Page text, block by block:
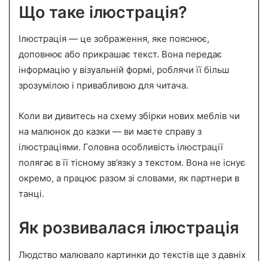
Що таке ілюстрація?
Ілюстрація — це зображення, яке пояснює,
доповнює або прикрашає текст. Вона передає
інформацію у візуальній формі, роблячи її більш
зрозумілою і привабливою для читача.
Коли ви дивитесь на схему збірки нових меблів чи
на малюнок до казки — ви маєте справу з
ілюстраціями. Головна особливість ілюстрації
полягає в її тісному зв’язку з текстом. Вона не існує
окремо, а працює разом зі словами, як партнери в
танці.
Як розвивалася ілюстрація
Людство малювало картинки до текстів ще з давніх